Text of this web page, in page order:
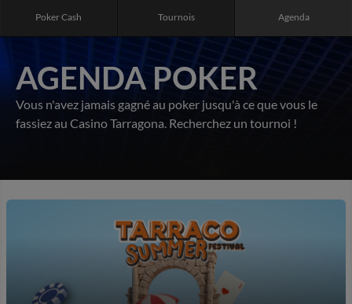
Poker Cash Tournois Agenda
AGENDA POKER
Vous n'avez jamais gagné au poker jusqu'à ce que vous le
fassiez au Casino Tarragona. Recherchez un tournoi !